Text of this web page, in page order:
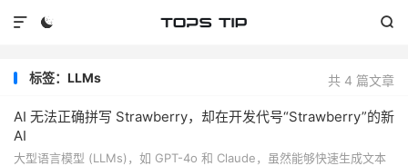
 

共 4 篇文章
标签：LLMs
AI 无法正确拼写 Strawberry，却在开发代号“Strawberry”的新
AI
大型语言模型 (LLMs)，如 GPT-4o 和 Claude，虽然能够快速生成文本